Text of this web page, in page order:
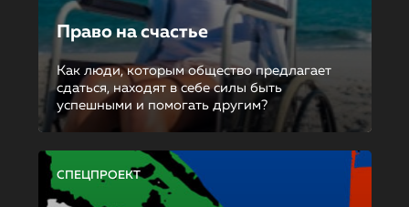
Право на счастье
Как люди, которым общество предлагает
сдаться, находят в себе силы быть
успешными и помогать другим?
СПЕЦПРОЕКТ